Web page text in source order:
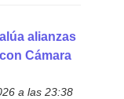
alianzas
Cámara
a las 23:38